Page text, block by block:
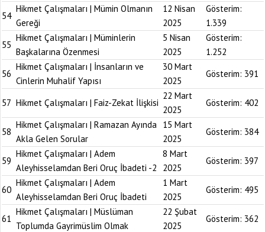
54
Hikmet Çalışmaları | Mümin Olmanın
Gereği
12 Nisan
2025
Gösterim:
1.339
55
Hikmet Çalışmaları | Müminlerin
Başkalarına Özenmesi
5 Nisan
2025
Gösterim:
1.252
56
Hikmet Çalışmaları | İnsanların ve
Cinlerin Muhalif Yapısı
30 Mart
2025
Gösterim: 391
57 Hikmet Çalışmaları | Faiz-Zekat İlişkisi
22 Mart
2025
Gösterim: 402
58
Hikmet Çalışmaları | Ramazan Ayında
Akla Gelen Sorular
15 Mart
2025
Gösterim: 384
59
Hikmet Çalışmaları | Adem
Aleyhisselamdan Beri Oruç İbadeti -2
8 Mart
2025
Gösterim: 397
60
Hikmet Çalışmaları | Adem
Aleyhisselamdan Beri Oruç İbadeti
1 Mart
2025
Gösterim: 495
61
Hikmet Çalışmaları | Müslüman
Toplumda Gayrimüslim Olmak
22 Şubat
2025
Gösterim: 362